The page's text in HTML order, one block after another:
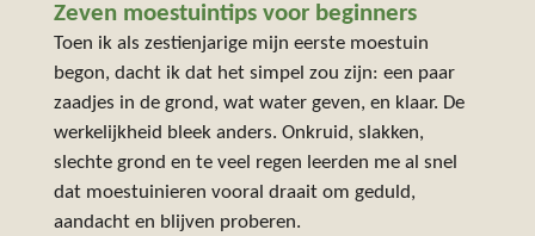
Zeven moestuintips voor beginners
Toen ik als zestienjarige mijn eerste moestuin
begon, dacht ik dat het simpel zou zijn: een paar
zaadjes in de grond, wat water geven, en klaar. De
werkelijkheid bleek anders. Onkruid, slakken,
slechte grond en te veel regen leerden me al snel
dat moestuinieren vooral draait om geduld,
aandacht en blijven proberen.